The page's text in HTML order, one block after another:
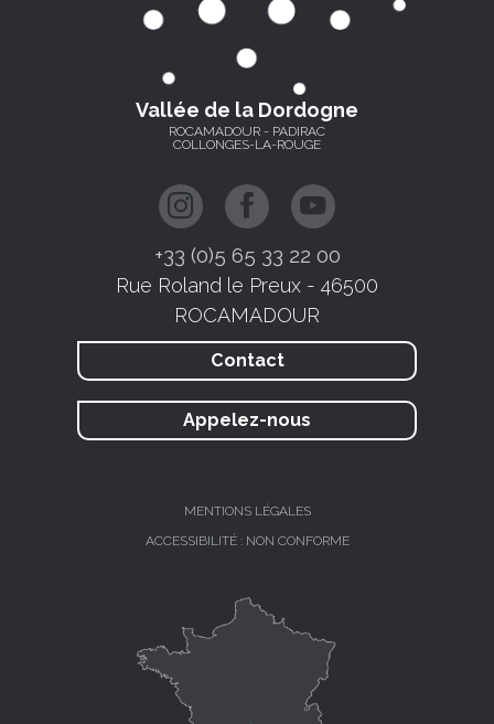
Vallée de la Dordogne
ROCAMADOUR - PADIRAC
COLLONGES-LA-ROUGE
+33 (0)5 65 33 22 00
Rue Roland le Preux - 46500
ROCAMADOUR
Contact
Appelez-nous
MENTIONS LÉGALES
ACCESSIBILITÉ : NON CONFORME